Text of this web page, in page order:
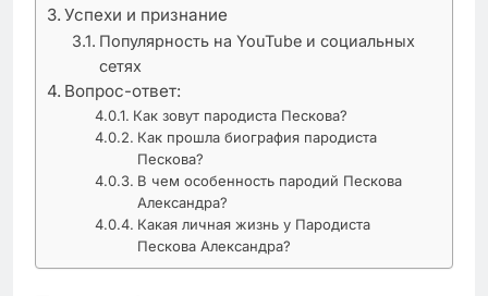
Успехи и признание
Популярность на YouTube и социальных
сетях
Вопрос-ответ:
Как зовут пародиста Пескова?
Как прошла биография пародиста
Пескова?
В чем особенность пародий Пескова
Александра?
Какая личная жизнь у Пародиста
Пескова Александра?